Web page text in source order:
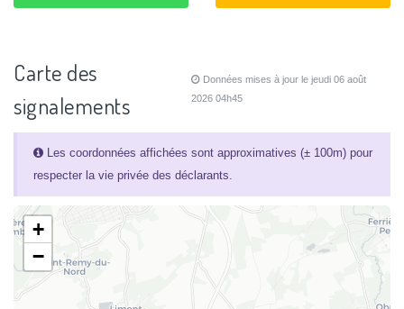
Carte des
signalements
Données mises à jour le jeudi 06 août
2026 04h45
Les coordonnées affichées sont approximatives (± 100m) pour
respecter la vie privée des déclarants.
+
−